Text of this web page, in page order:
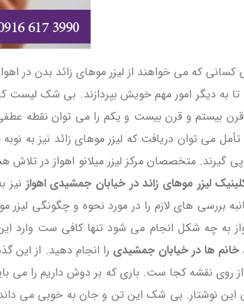
که می خواهند از لیزر موهای زائد بدن در
تا به دیگر امور مهم خویش بپردازند. بی شک
بیستم و قرن بیست و یکم را می توان نقطه
می توان دریافت که لیزر موهای زائد نیز به
گیرند. متخصصان مرکز لیزر میلانو اهواز در
لیزر موهای زائد در خیابان جمشیدی اهواز نیز
بررسی های لازم را در مورد نحوه و چگونگی لیزر
به چه شکل انجام می شود تنها کافی ست وارد
خانم ها در خیابان جمشیدی را انجام دهید. از این
روی نقشه کجا ست. باری که بر دوش داریم را می
این نوشتار. بی شک این تن و جان به خوبی می